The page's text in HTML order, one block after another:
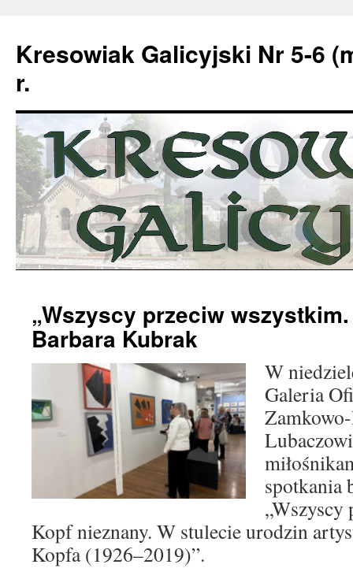
Kresowiak Galicyjski Nr 5-6
r.
treści
„Wszyscy przeciw
Barbara Kubrak
W
Galeria
spotkania
Kopf nieznany. W stulecie urodzin
Kopfa (1926–2019)”.